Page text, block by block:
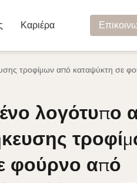
Καριέρα
τροφίμων από καταψύκτη σε
λογότυπο
φούρνο από
λογότυπο
φούρνο από